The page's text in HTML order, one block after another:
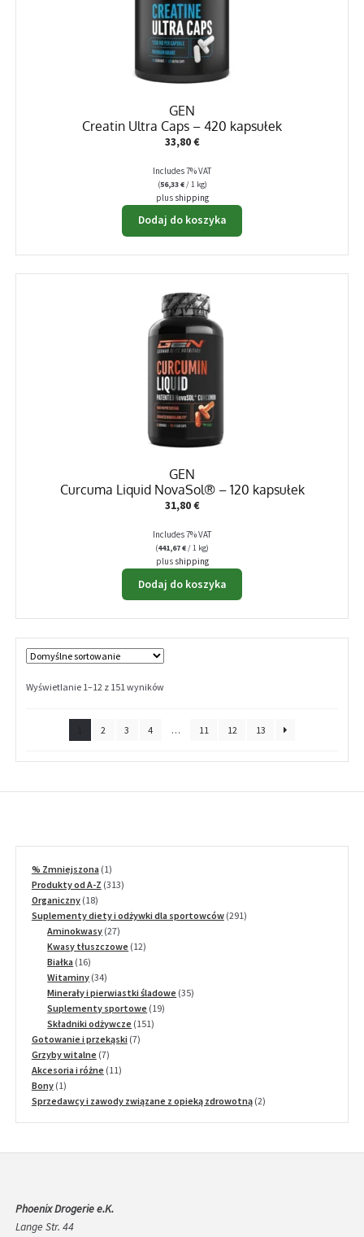
GEN
Creatin Ultra Caps – 420 kapsułek
33,80€
Includes 7% VAT
(56,33€/ 1 kg)
plus shipping
Dodaj do koszyka
GEN
Curcuma Liquid NovaSol® – 120 kapsułek
31,80€
Includes 7% VAT
(441,67€/ 1 kg)
plus shipping
Dodaj do koszyka
Wyświetlanie 1–12 z 151 wyników
2 3 4 … 11 12 13
% Zmniejszona 11
produkt
Produkty od A-Z 313313
Organiczny 1818
produktów
Suplementy diety i odżywki dla sportowców 291291
Aminokwasy 2727
produktów
Kwasy tłuszczowe 1212
Białka 1616
produktów
Witaminy 3434
produkty
Minerały i pierwiastki śladowe 3535
Suplementy sportowe 1919
Składniki odżywcze 151151
Gotowanie i przekąski 77
Grzyby witalne 77
produktów
Akcesoria i różne 1111
Bony 11
produkt
Sprzedawcy i zawody związane z opieką zdrowotną 22
Phoenix Drogerie e.K.
Lange Str. 44